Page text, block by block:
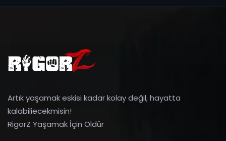
Artık yaşamak eskisi kadar kolay değil, hayatta
kalabiliecekmisin!
RigorZ Yaşamak İçin Öldür